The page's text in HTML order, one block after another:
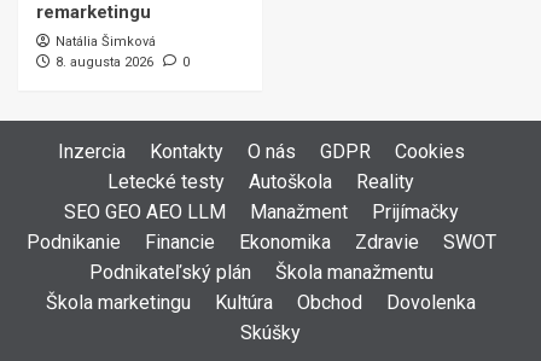
remarketingu
Natália Šimková
8. augusta 2026
0
Inzercia Kontakty O nás GDPR
Cookies
Letecké testy
Autoškola
Reality
SEO GEO AEO LLM
Manažment
Prijímačky
Podnikanie
Financie Ekonomika Zdravie
SWOT
Podnikateľský plán
Škola manažmentu
Škola marketingu
Kultúra Obchod
Dovolenka
Skúšky